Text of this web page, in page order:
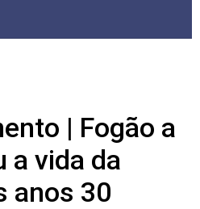
| Fogão a
a vida da
anos 30